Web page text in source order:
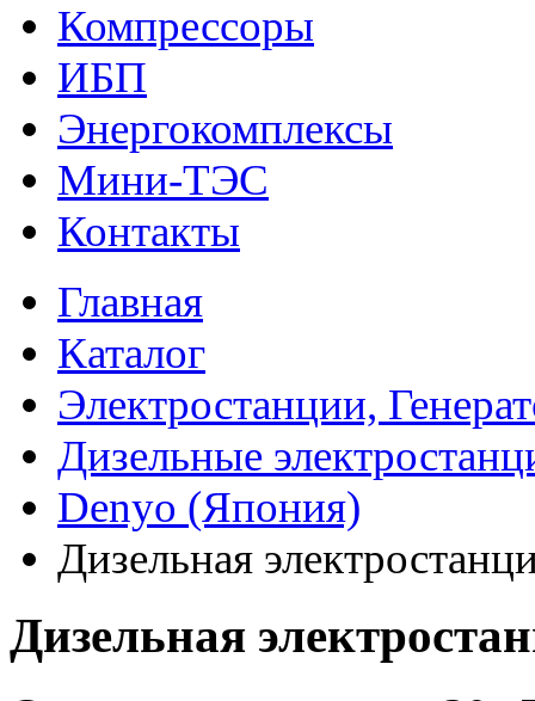
Компрессоры
ИБП
Энергокомплексы
Мини-ТЭС
Контакты
Главная
Каталог
Электростанции,
Дизельные
Denyo (Япония)
Дизельная
Дизельная